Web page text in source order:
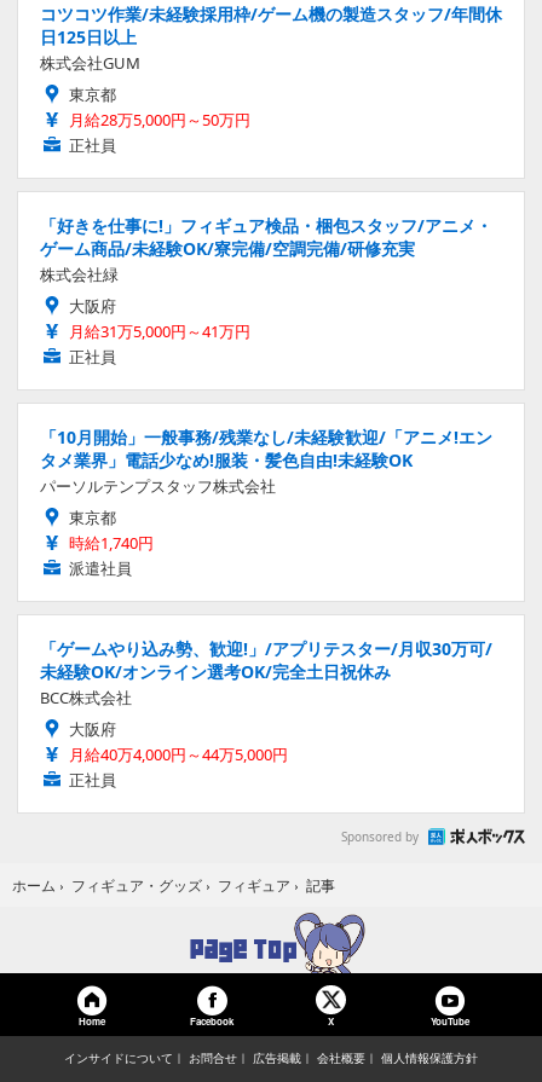
コツコツ作業/未経験採用枠/ゲーム機の製造スタッフ/年間休
日125日以上
株式会社GUM
東京都
月給28万5,000円～50万円
正社員
「好きを仕事に!」フィギュア検品・梱包スタッフ/アニメ・
ゲーム商品/未経験OK/寮完備/空調完備/研修充実
株式会社緑
大阪府
月給31万5,000円～41万円
正社員
「10月開始」一般事務/残業なし/未経験歓迎/「アニメ!エン
タメ業界」電話少なめ!服装・髪色自由!未経験OK
パーソルテンプスタッフ株式会社
東京都
時給1,740円
派遣社員
「ゲームやり込み勢、歓迎!」/アプリテスター/月収30万可/
未経験OK/オンライン選考OK/完全土日祝休み
BCC株式会社
大阪府
月給40万4,000円～44万5,000円
正社員
Sponsored by
ホーム › フィギュア・グッズ › フィギュア › 記事
Home Facebook X YouTube
インサイドについて お問合せ 広告掲載 会社概要 個人情報保護方針